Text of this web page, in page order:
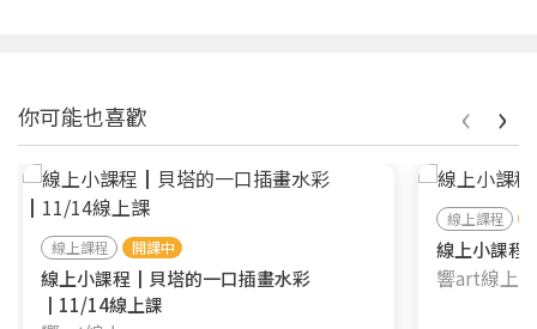
你可能也喜歡
線上課程 開課中
線上小課程┃貝塔的一口插畫水彩
┃11/14線上課
線上課程
線上小課
響art線上
‹ ›